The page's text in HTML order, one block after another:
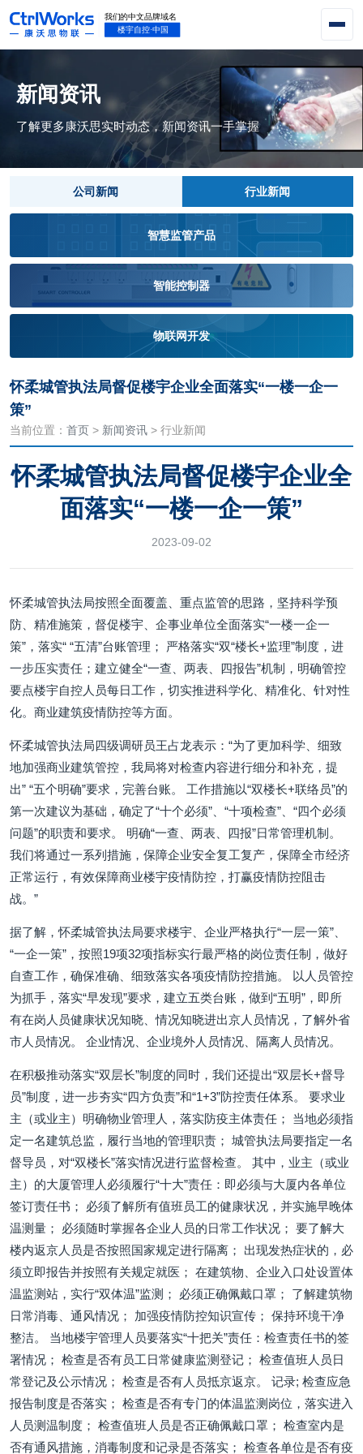
新闻资讯
了解更多康沃思实时动态，新闻资讯一手掌握
公司新闻 行业新闻
智慧监管产品
智能控制器
物联网开发
怀柔城管执法局督促楼宇企业全面落实“一楼一企一
策”
当前位置： 首页 > 新闻资讯 > 行业新闻
怀柔城管执法局督促楼宇企业全
面落实“一楼一企一策”
2023-09-02
怀柔城管执法局按照全面覆盖、重点监管的思路，坚持科学预
防、精准施策，督促楼宇、企事业单位全面落实“一楼一企一
策”，落实“ “五清”台账管理； 严格落实“双“楼长+监理”制度，进
一步压实责任；建立健全“一查、两表、四报告”机制，明确管控
要点楼宇自控人员每日工作，切实推进科学化、精准化、针对性
化。商业建筑疫情防控等方面。
怀柔城管执法局四级调研员王占龙表示：“为了更加科学、细致
地加强商业建筑管控，我局将对检查内容进行细分和补充，提
出” “五个明确”要求，完善台账。 工作措施以“双楼长+联络员”的
第一次建议为基础，确定了“十个必须”、“十项检查”、“四个必须
问题”的职责和要求。 明确“一查、两表、四报”日常管理机制。
我们将通过一系列措施，保障企业安全复工复产，保障全市经济
正常运行，有效保障商业楼宇疫情防控，打赢疫情防控阻击
战。”
据了解，怀柔城管执法局要求楼宇、企业严格执行“一层一策”、
“一企一策”，按照19项32项指标实行最严格的岗位责任制，做好
自查工作，确保准确、细致落实各项疫情防控措施。 以人员管控
为抓手，落实“早发现”要求，建立五类台账，做到“五明”，即所
有在岗人员健康状况知晓、情况知晓进出京人员情况，了解外省
市人员情况。 企业情况、企业境外人员情况、隔离人员情况。
在积极推动落实“双层长”制度的同时，我们还提出“双层长+督导
员”制度，进一步夯实“四方负责”和“1+3”防控责任体系。 要求业
主（或业主）明确物业管理人，落实防疫主体责任； 当地必须指
定一名建筑总监，履行当地的管理职责； 城管执法局要指定一名
督导员，对“双楼长”落实情况进行监督检查。 其中，业主（或业
主）的大厦管理人必须履行“十大”责任：即必须与大厦内各单位
签订责任书； 必须了解所有值班员工的健康状况，并实施早晚体
温测量； 必须随时掌握各企业人员的日常工作状况； 要了解大
楼内返京人员是否按照国家规定进行隔离； 出现发热症状的，必
须立即报告并按照有关规定就医； 在建筑物、企业入口处设置体
温监测站，实行“双体温”监测； 必须正确佩戴口罩； 了解建筑物
日常消毒、通风情况； 加强疫情防控知识宣传； 保持环境干净
整洁。 当地楼宇管理人员要落实“十把关”责任：检查责任书的签
署情况； 检查是否有员工日常健康监测登记； 检查值班人员日
常登记及公示情况； 检查是否有人员抵京返京。 记录; 检查应急
报告制度是否落实； 检查是否有专门的体温监测岗位，落实进入
人员测温制度； 检查值班人员是否正确佩戴口罩； 检查室内是
否有通风措施，消毒制度和记录是否落实； 检查各单位是否有疫